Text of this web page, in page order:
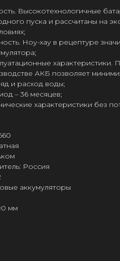
Высокотехнологичные
пуска и рассчитаны на
Ноу-хау в рецептуре
характеристики.
АКБ позволяет
и расход воды;
– 36 месяцев;
характеристики без
Россия
аккумуляторы
мм